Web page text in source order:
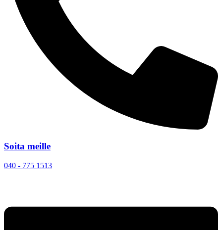
Soita meille
040 - 775 1513